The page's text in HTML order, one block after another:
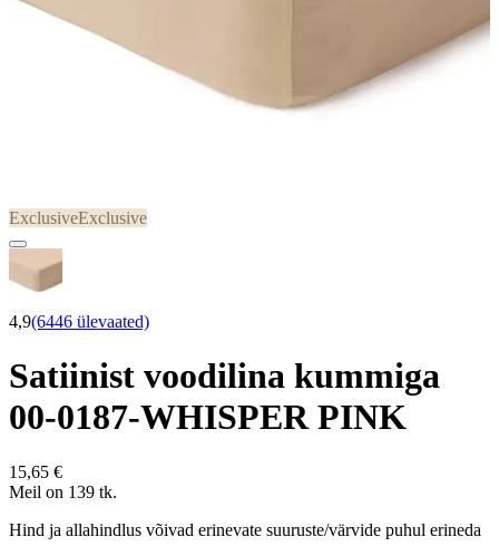
ExclusiveExclusive
4,9(6446 ülevaated)
Satiinist voodilina kummiga
00-0187-WHISPER PINK
15,65 €
Meil on 139 tk.
Hind ja allahindlus võivad erinevate suuruste/värvide puhul erineda